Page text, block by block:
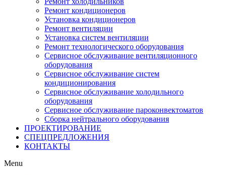
Ремонт кондиционеров
Установка кондиционеров
Ремонт вентиляции
Установка систем вентиляции
Ремонт технологического оборудования
Cервисное обслуживание вентиляционного
оборудования
Cервисное обслуживание систем
кондиционирования
Cервисное обслуживание холодильного
оборудования
Сервисное обслуживание пароконвектоматов
Сборка нейтрального оборудования
ПРОЕКТИРОВАНИЕ
СПЕЦПРЕДЛОЖЕНИЯ
КОНТАКТЫ
Menu